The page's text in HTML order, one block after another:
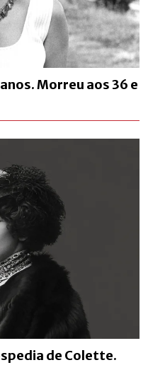
Morreu aos 36 e
de Colette.